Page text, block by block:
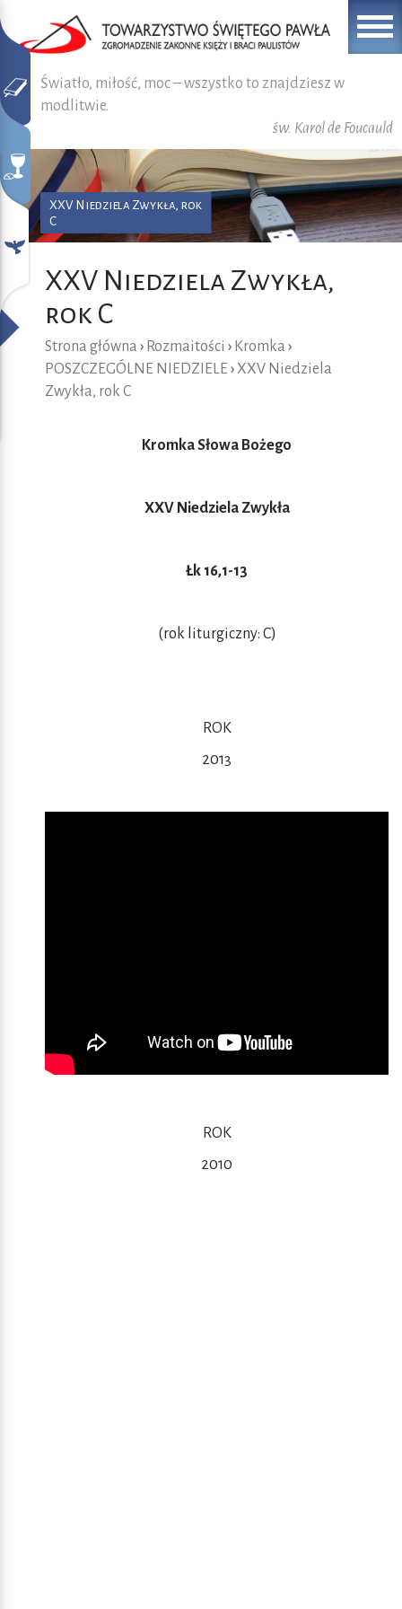
Światło, miłość, moc – wszystko to znajdziesz w
modlitwie.
św. Karol de Foucauld
XXV Niedziela Zwykła, rok
C
XXV Niedziela Zwykła,
rok C
Strona główna › Rozmaitości › Kromka ›
POSZCZEGÓLNE NIEDZIELE›XXV Niedziela
Zwykła, rok C
Kromka Słowa Bożego
XXV Niedziela Zwykła
Łk 16,1-13
(rok liturgiczny: C)
ROK
2013
ROK
2010